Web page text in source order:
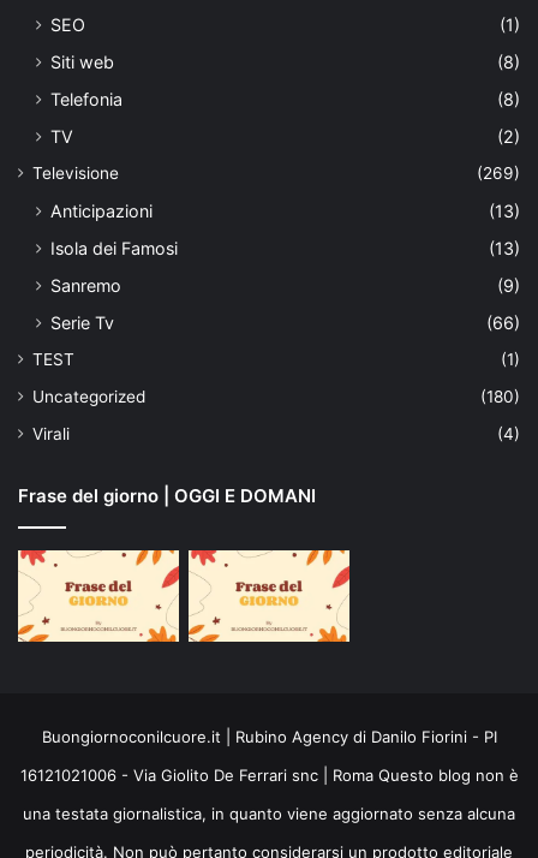
SEO
(1)
Siti web
(8)
Telefonia
(8)
TV
(2)
Televisione (269)
Anticipazioni
(13)
Isola dei Famosi
(13)
Sanremo
(9)
Serie Tv
(66)
TEST
(1)
Uncategorized
(180)
Virali
(4)
Frase del giorno | OGGI E DOMANI
Buongiornoconilcuore.it | Rubino Agency di Danilo Fiorini - PI
16121021006 - Via Giolito De Ferrari snc | Roma Questo blog non è
una testata giornalistica, in quanto viene aggiornato senza alcuna
periodicità. Non può pertanto considerarsi un prodotto editoriale